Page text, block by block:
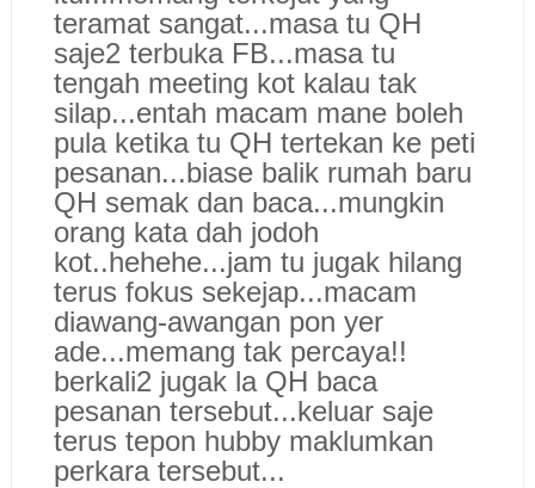
teramat sangat...masa tu QH
saje2 terbuka FB...masa tu
tengah meeting kot kalau tak
silap...entah macam mane boleh
pula ketika tu QH tertekan ke peti
pesanan...biase balik rumah baru
QH semak dan baca...mungkin
orang kata dah jodoh
kot..hehehe...jam tu jugak hilang
terus fokus sekejap...macam
diawang-awangan pon yer
ade...memang tak percaya!!
berkali2 jugak la QH baca
pesanan tersebut...keluar saje
terus tepon hubby maklumkan
perkara tersebut...